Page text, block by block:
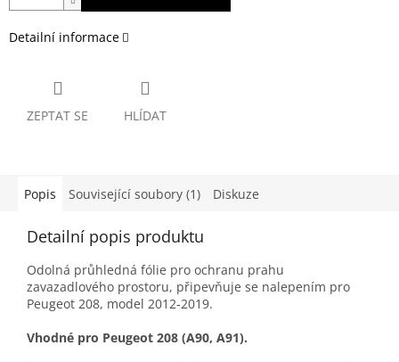
Detailní informace
ZEPTAT SE HLÍDAT
Popis Související soubory (1) Diskuze
Detailní popis produktu
Odolná průhledná fólie pro ochranu prahu
zavazadlového prostoru, připevňuje se nalepením pro
Peugeot 208, model 2012-2019.
Vhodné pro Peugeot 208 (A90, A91).